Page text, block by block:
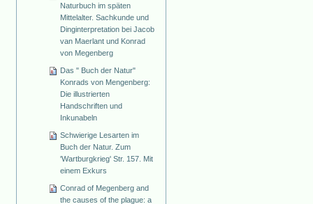
Naturbuch im späten
Mittelalter. Sachkunde und
Dinginterpretation bei Jacob
van Maerlant und Konrad
von Megenberg
Das " Buch der Natur"
Konrads von Mengenberg:
Die illustrierten
Handschriften und
Inkunabeln
Schwierige Lesarten im
Buch der Natur. Zum
'Wartburgkrieg' Str. 157. Mit
einem Exkurs
Conrad of Megenberg and
the causes of the plague: a